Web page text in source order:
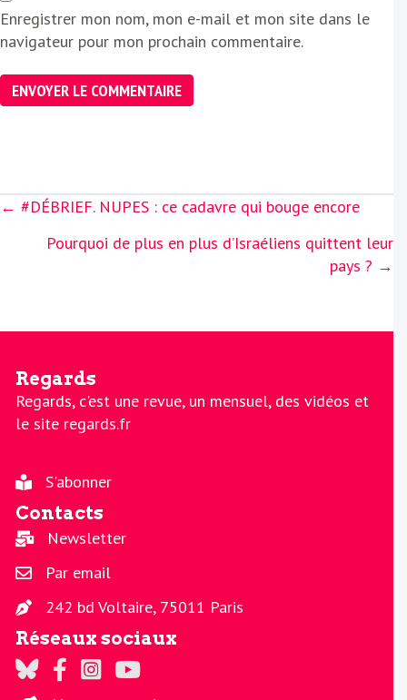
Enregistrer mon nom, mon e-mail et mon site dans le
navigateur pour mon prochain commentaire.
Posts
← #DÉBRIEF. NUPES : ce cadavre qui bouge encore
Pourquoi de plus en plus d’Israéliens quittent leur
pays ? →
Regards
Regards, c'est une revue, un mensuel, des vidéos et
le site regards.fr
S'abonner
Contacts
Newsletter
Par email
242 bd Voltaire, 75011 Paris
Réseaux sociaux
Regards sur Twitter
Regards sur Facebook
Regards sur Instagram
La chaine Regards sur Youtube